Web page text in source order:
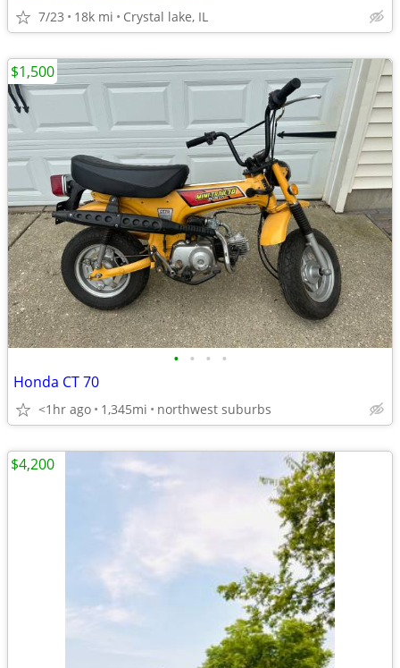
7/23 18k mi Crystal lake, IL
• • • •
Honda CT 70
<1hr ago 1,345mi northwest suburbs
$1,500
$4,200